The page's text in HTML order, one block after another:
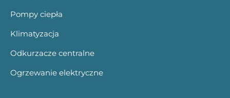
Pompy ciepła
Klimatyzacja
Odkurzacze centralne
Ogrzewanie elektryczne